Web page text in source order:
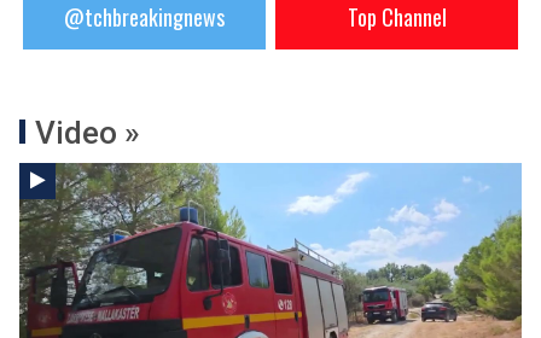
@tchbreakingnews Top Channel
Video »